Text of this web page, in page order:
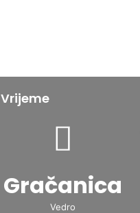
Vrijeme
Gračanica
Vedro